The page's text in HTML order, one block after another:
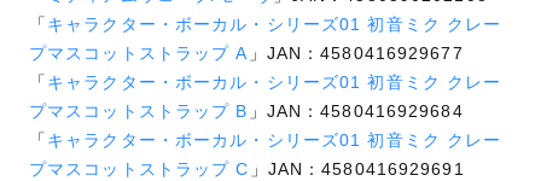
「 キャラクター・ボーカル・シリーズ01 初音ミク クレー
プマスコットストラップ A 」JAN：4580416929677
「 キャラクター・ボーカル・シリーズ01 初音ミク クレー
プマスコットストラップ B 」JAN：4580416929684
「 キャラクター・ボーカル・シリーズ01 初音ミク クレー
プマスコットストラップ C 」JAN：4580416929691